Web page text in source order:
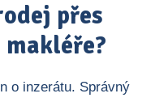
přes
makléře?
o inzerátu. Správný